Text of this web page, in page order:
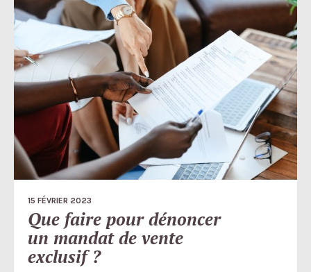
15 FÉVRIER 2023
Que faire pour dénoncer
un mandat de vente
exclusif ?